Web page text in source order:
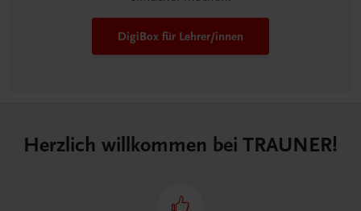
DigiBox für Lehrer/innen
Herzlich willkommen bei TRAUNER!